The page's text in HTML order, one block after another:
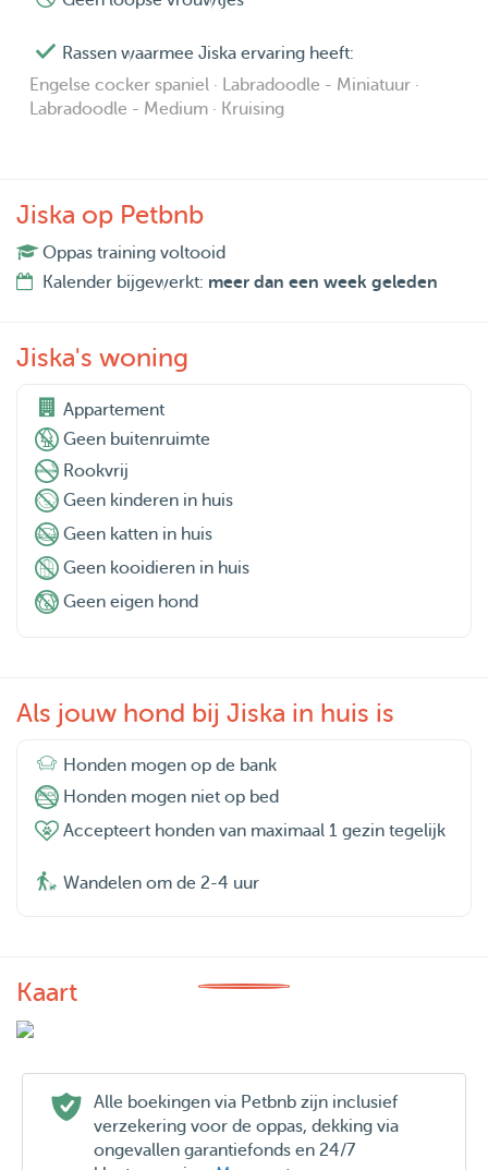
Rassen waarmee Jiska ervaring heeft:
Engelse cocker spaniel · Labradoodle - Miniatuur ·
Labradoodle - Medium · Kruising
Jiska op Petbnb
Oppas training voltooid
Kalender bijgewerkt: meer dan een week geleden
Jiska's woning
Appartement
Geen buitenruimte
Rookvrij
Geen kinderen in huis
Geen katten in huis
Geen kooidieren in huis
Geen eigen hond
Als jouw hond bij Jiska in huis is
Honden mogen op de bank
Honden mogen niet op bed
Accepteert honden van maximaal 1 gezin tegelijk
Wandelen om de 2-4 uur
Kaart
Alle boekingen via Petbnb zijn inclusief
verzekering voor de oppas, dekking via
ongevallen garantiefonds en 24/7